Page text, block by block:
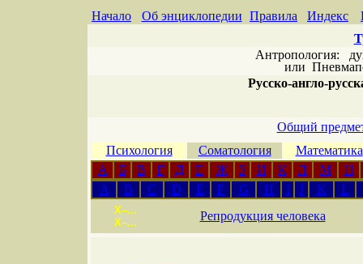
Начало Об энциклопедии Правила Индекс
Антропология:
или
Русско-англо-
Общий
Психология
Соматология
Математика
А
Б В Г Д Е Ж З И К Л М
Н
A
B C D E F G H I J K L
Х–...
Х–...
Репродукция человека